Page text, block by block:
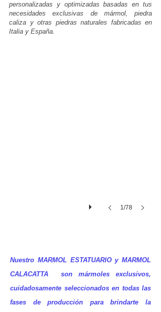
personalizadas y optimizadas basadas en tus
necesidades exclusivas de mármol, piedra
caliza y otras piedras naturales fabricadas en
Italia y España.
crema
hermosas
vetas
y
1/78
Nuestro MARMOL ESTATUARIO y MARMOL
CALACATTA son mármoles exclusivos,
cuidadosamente seleccionados en todas las
fases de producción para brindarte la